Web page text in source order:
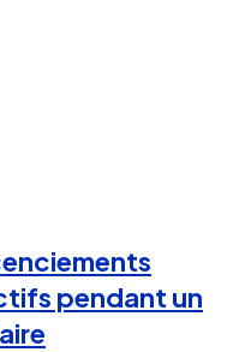
pendant un